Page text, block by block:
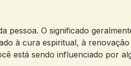
pessoa. O significado
à cura espiritual, à
está sendo influenciado por